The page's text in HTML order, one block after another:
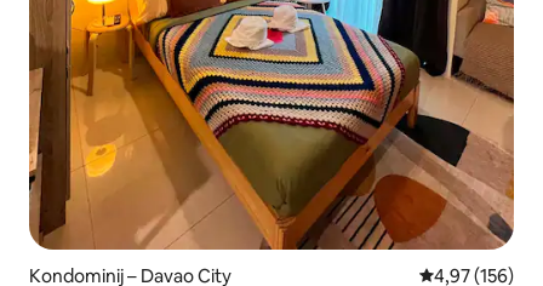
Kondominij – Davao City Prosječna
4,97 (156)